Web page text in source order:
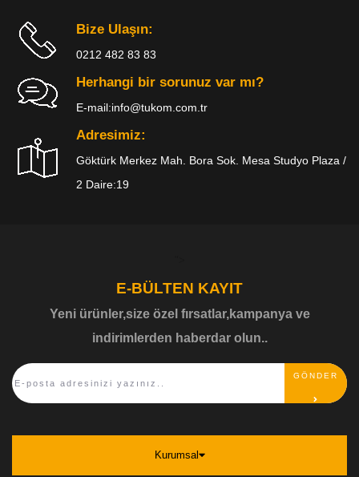
Bize Ulaşın:
0212 482 83 83
Herhangi bir sorunuz var mı?
E-mail:info@tukom.com.tr
Adresimiz:
Göktürk Merkez Mah. Bora Sok. Mesa Studyo Plaza /
2 Daire:19
E-BÜLTEN KAYIT
Yeni ürünler,size özel fırsatlar,kampanya ve
indirimlerden haberdar olun..
Kurumsal